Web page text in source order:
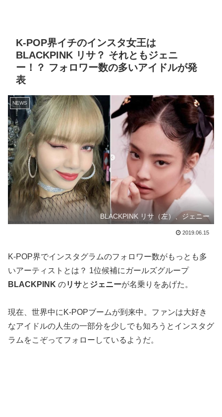
K-POP界イチのインスタ女王は
BLACKPINK リサ？ それともジェニ
ー！？ フォロワー数の多いアイドルが発
表
NEWS
BLACKPINK リサ（左）、ジェニー
2019.06.15
K-POP界でインスタグラムのフォロワー数がもっとも多
いアーティストとは？ 1位候補にガールズグループ
BLACKPINK のリサと ジェニーが名乗りをあげた。
現在、世界中にK-POPブームが到来中。ファンは大好き
なアイドルの人生の一部分を少しでも知ろうとインスタグ
ラムをこぞってフォローしているようだ。